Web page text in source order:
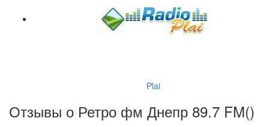
Plai
Отзывы о Ретро фм Днепр 89.7 FM()